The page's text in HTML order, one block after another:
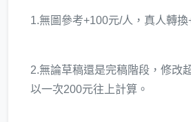
1.無圖參考+100元/人，真人轉換
2.無論草稿還是完稿階段，修改
以一次200元往上計算。